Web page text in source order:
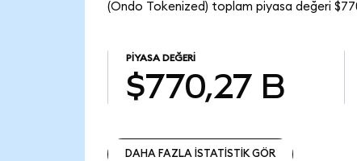
(Ondo Tokenized) toplam piyasa değeri
PIYASA DEĞERI
$770,27 B
DAHA FAZLA İSTATİSTİK GÖR